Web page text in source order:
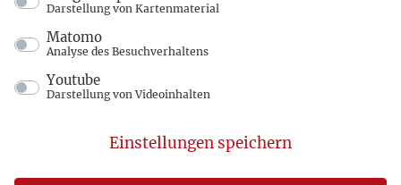
Darstellung von Kartenmaterial
Matomo
Analyse des Besuchverhaltens
Youtube
Darstellung von Videoinhalten
Einstellungen speichern